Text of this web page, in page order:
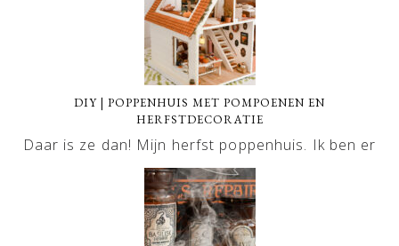
DIY | POPPENHUIS MET POMPOENEN EN
HERFSTDECORATIE
Daar is ze dan! Mijn herfst poppenhuis. Ik ben er